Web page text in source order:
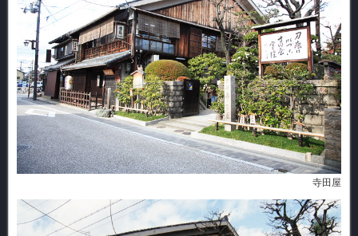
寺田屋